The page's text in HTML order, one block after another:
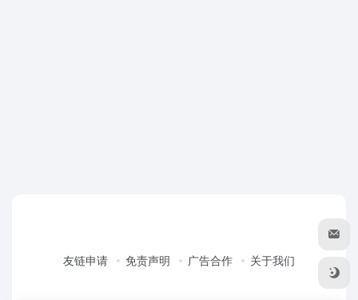
友链申请 免责声明 广告合作 关于我们